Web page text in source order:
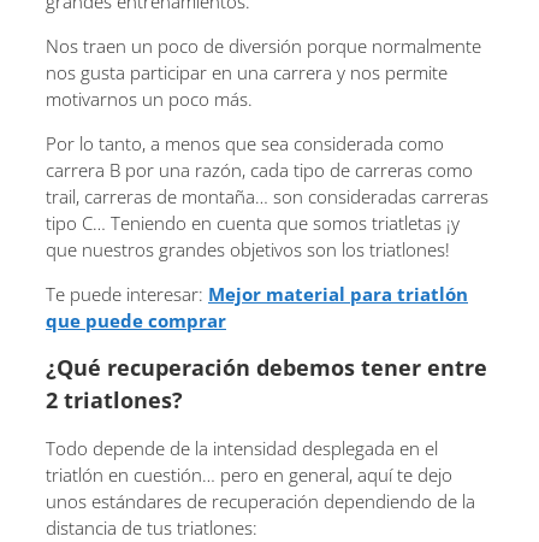
Nos traen un poco de diversión porque normalmente
nos gusta participar en una carrera y nos permite
motivarnos un poco más.
Por lo tanto, a menos que sea considerada como
carrera B por una razón, cada tipo de carreras como
trail, carreras de montaña… son consideradas carreras
tipo C… Teniendo en cuenta que somos triatletas ¡y
que nuestros grandes objetivos son los triatlones!
Te puede interesar: Mejor material para triatlón
que puede comprar
¿Qué recuperación debemos tener entre
2 triatlones?
Todo depende de la intensidad desplegada en el
triatlón en cuestión… pero en general, aquí te dejo
unos estándares de recuperación dependiendo de la
distancia de tus triatlones: